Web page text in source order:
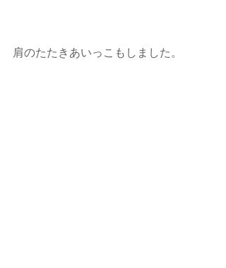
肩のたたきあいっこもしました。